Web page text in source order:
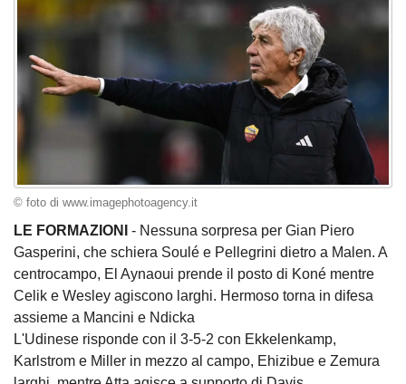
© foto di www.imagephotoagency.it
LE FORMAZIONI
- Nessuna sorpresa per Gian Piero
Gasperini, che schiera Soulé e Pellegrini dietro a Malen. A
centrocampo, El Aynaoui prende il posto di Koné mentre
Celik e Wesley agiscono larghi. Hermoso torna in difesa
assieme a Mancini e Ndicka
L'Udinese risponde con il 3-5-2 con Ekkelenkamp,
Karlstrom e Miller in mezzo al campo, Ehizibue e Zemura